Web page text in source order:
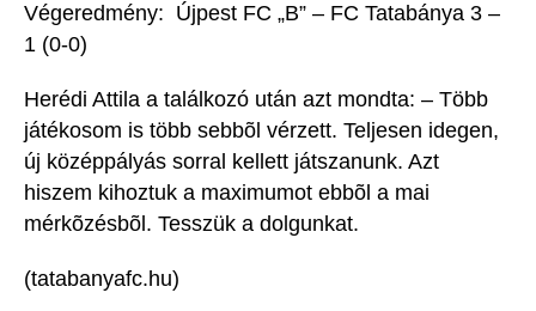
Végeredmény: Újpest FC „B” – FC Tatabánya 3 –
1 (0-0)
Herédi Attila a találkozó után azt mondta: – Több
játékosom is több sebbõl vérzett. Teljesen idegen,
új középpályás sorral kellett játszanunk. Azt
hiszem kihoztuk a maximumot ebbõl a mai
mérkõzésbõl. Tesszük a dolgunkat.
(tatabanyafc.hu)